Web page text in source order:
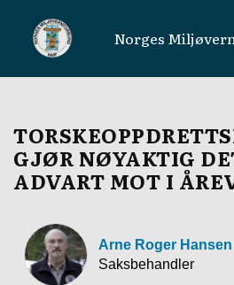
MAIN NAVIGATION
Norges
GJØR NØYAKTIG
ADVART MOT I
Arne Roger Hansen
Saksbehandler